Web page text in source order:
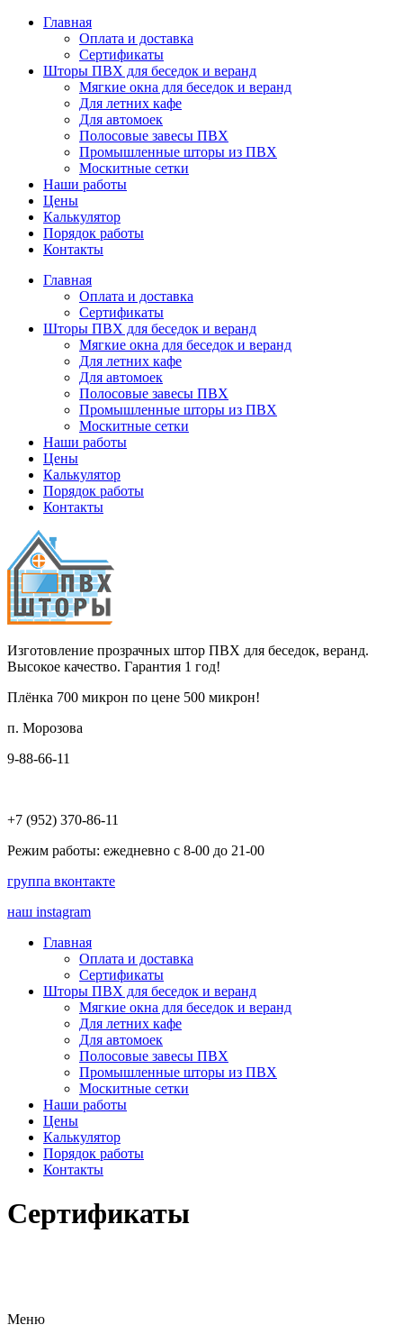
Главная
Оплата и доставка
Сертификаты
Шторы ПВХ для беседок и веранд
Мягкие окна для беседок и веранд
Для летних кафе
Для автомоек
Полосовые завесы ПВХ
Промышленные шторы из ПВХ
Москитные сетки
Наши работы
Цены
Калькулятор
Порядок работы
Контакты
Главная
Оплата и доставка
Сертификаты
Шторы ПВХ для беседок и веранд
Мягкие окна для беседок и веранд
Для летних кафе
Для автомоек
Полосовые завесы ПВХ
Промышленные шторы из ПВХ
Москитные сетки
Наши работы
Цены
Калькулятор
Порядок работы
Контакты
Изготовление прозрачных штор ПВХ для беседок, веранд.
Высокое качество. Гарантия 1 год!
Плёнка 700 микрон по цене 500 микрон!
п. Морозова
9-88-66-11
+7 (952) 370-86-11
Режим работы: ежедневно с 8-00 до 21-00
группа вконтакте
наш instagram
Главная
Оплата и доставка
Сертификаты
Шторы ПВХ для беседок и веранд
Мягкие окна для беседок и веранд
Для летних кафе
Для автомоек
Полосовые завесы ПВХ
Промышленные шторы из ПВХ
Москитные сетки
Наши работы
Цены
Калькулятор
Порядок работы
Контакты
Сертификаты
Меню